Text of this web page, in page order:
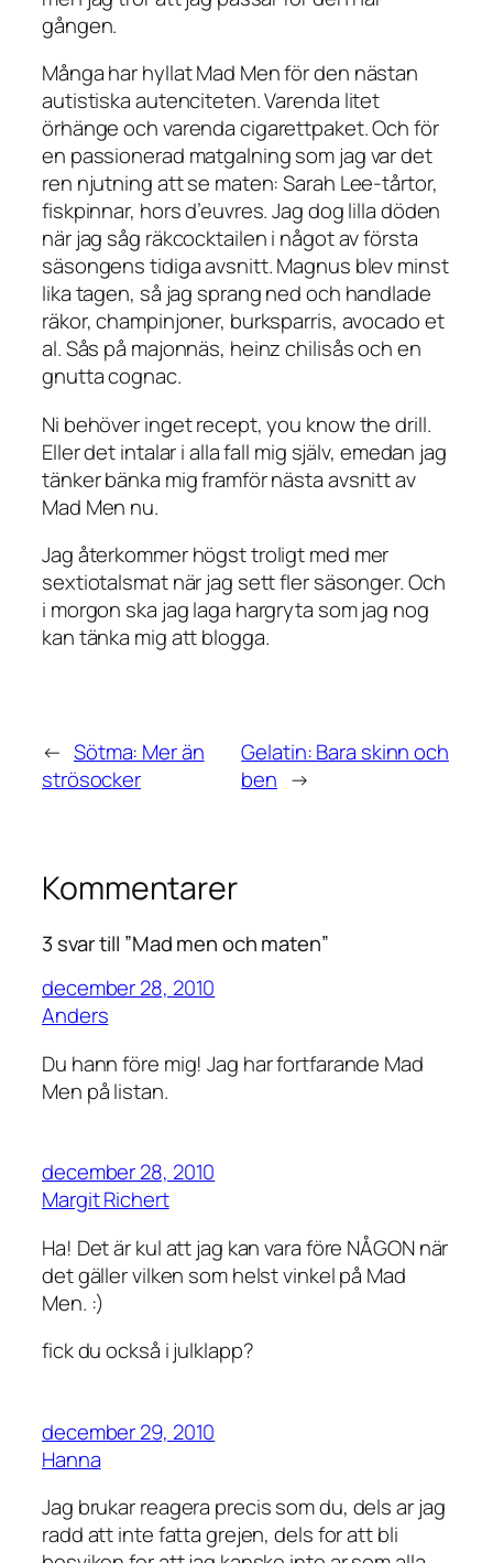
gången.
Många har hyllat Mad Men för den nästan
autistiska autenciteten. Varenda litet
örhänge och varenda cigarettpaket. Och för
en passionerad matgalning som jag var det
ren njutning att se maten: Sarah Lee-tårtor,
fiskpinnar, hors d’euvres. Jag dog lilla döden
när jag såg räkcocktailen i något av första
säsongens tidiga avsnitt. Magnus blev minst
lika tagen, så jag sprang ned och handlade
räkor, champinjoner, burksparris, avocado et
al. Sås på majonnäs, heinz chilisås och en
gnutta cognac.
Ni behöver inget recept, you know the drill.
Eller det intalar i alla fall mig själv, emedan jag
tänker bänka mig framför nästa avsnitt av
Mad Men nu.
Jag återkommer högst troligt med mer
sextiotalsmat när jag sett fler säsonger. Och
i morgon ska jag laga hargryta som jag nog
kan tänka mig att blogga.
← Sötma: Mer än
strösocker
Gelatin: Bara skinn och
ben →
Kommentarer
3 svar till ”Mad men och maten”
december 28, 2010
Anders
Du hann före mig! Jag har fortfarande Mad
Men på listan.
december 28, 2010
Margit Richert
Ha! Det är kul att jag kan vara före NÅGON när
det gäller vilken som helst vinkel på Mad
Men. :)
fick du också i julklapp?
december 29, 2010
Hanna
Jag brukar reagera precis som du, dels ar jag
radd att inte fatta grejen, dels for att bli